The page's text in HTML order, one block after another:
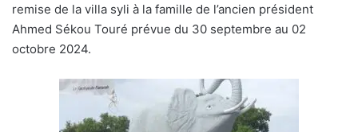
remise de la villa syli à la famille de l’ancien président
Ahmed Sékou Touré prévue du 30 septembre au 02
octobre 2024.